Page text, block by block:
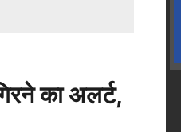
का अलर्ट,